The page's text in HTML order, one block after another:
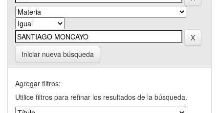
Iniciar nueva búsqueda
Agregar filtros:
Utilice filtros para refinar los resultados de la búsqueda.